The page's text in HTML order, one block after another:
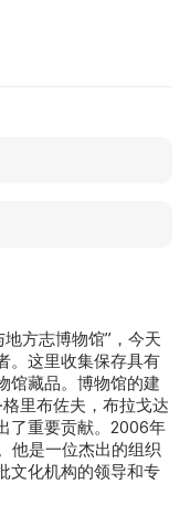
方志博物馆”，今天
。这里收集保存具有
馆藏品。博物馆的建
里布佐夫，布拉戈达
了重要贡献。2006年
他是一位杰出的组织
文化机构的领导和专